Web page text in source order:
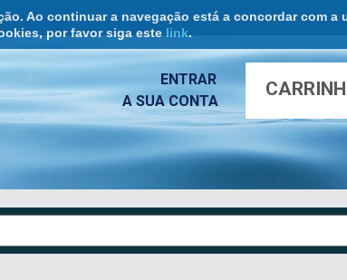
Ao continuar a navegação está a concordar com a
por favor siga este link.
ENTRAR
A SUA CONTA